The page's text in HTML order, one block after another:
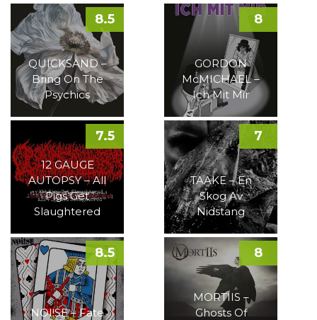
QUICKSAND –
Bring On The
Psychics
8.5
GORDON
McMICHAEL –
Ich Mit Mir
8
12 GAUGE
AUTOPSY – All
Pigs Get
Slaughtered
7.5
TAAKE – En
Skog Av
Nidstang
7
NOI!SE – Fate
8.5
MORTIIS –
Ghosts Of
8